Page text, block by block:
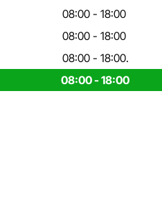
08:00 - 18:00
08:00 - 18:00
08:00 - 18:00.
08:00 - 18:00